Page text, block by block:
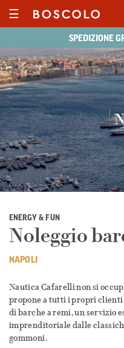
SPEDIZIONE
☰
ENERGY & FUN
Noleggio
NAPOLI
Nautica Cafarelli non si
propone a tutti i propri clienti
di barche a remi, un servizio
imprenditoriale dalle
gommoni.